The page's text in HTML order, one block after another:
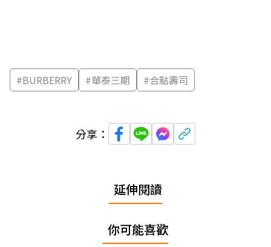
#BURBERRY #華泰三期 #合點壽司
分享：
延伸閱讀
你可能喜歡